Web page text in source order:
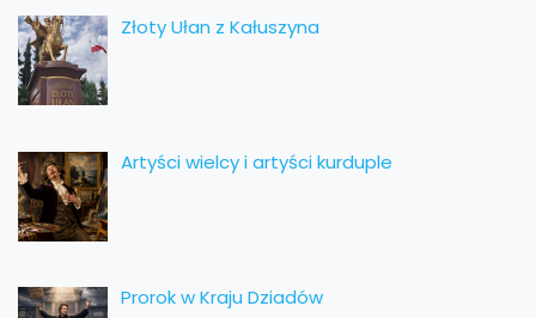
Złoty Ułan z Kałuszyna
Artyści wielcy i artyści kurduple
Prorok w Kraju Dziadów